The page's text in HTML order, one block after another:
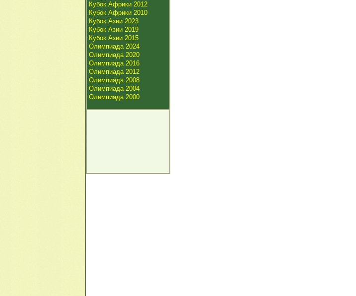
Кубок Африки 2012
Кубок Африки 2010
Кубок Азии 2023
Кубок Азии 2019
Кубок Азии 2015
Олимпиада 2024
Олимпиада 2020
Олимпиада 2016
Олимпиада 2012
Олимпиада 2008
Олимпиада 2004
Олимпиада 2000